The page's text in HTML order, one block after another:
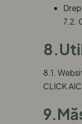
7.2.
8.1.
CLICK